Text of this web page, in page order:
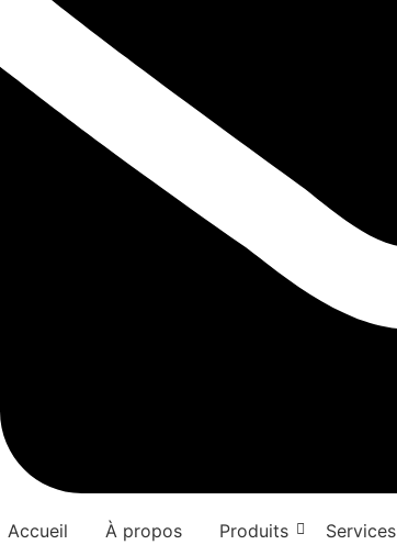
Accueil À propos Produits Services